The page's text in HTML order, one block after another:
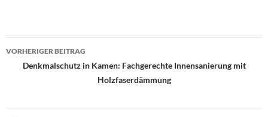
Beitragsnavigation
VORHERIGER BEITRAG
Denkmalschutz in Kamen: Fachgerechte Innensanierung mit
Holzfaserdämmung